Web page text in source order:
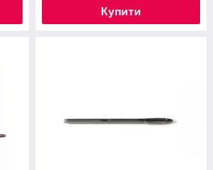
Купити